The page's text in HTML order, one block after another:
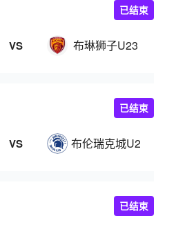
VS 布琳狮子U23
已结束
VS 布伦瑞克城U23
已结束
已结束